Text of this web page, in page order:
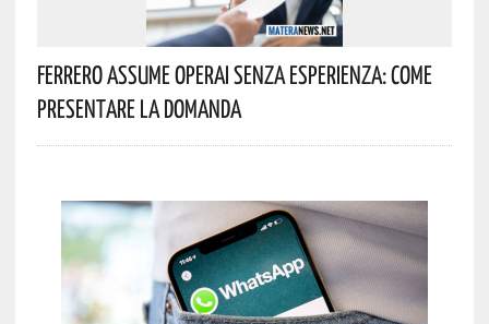
Ferrero Assume Operai Senza Esperienza: Come
Presentare La Domanda